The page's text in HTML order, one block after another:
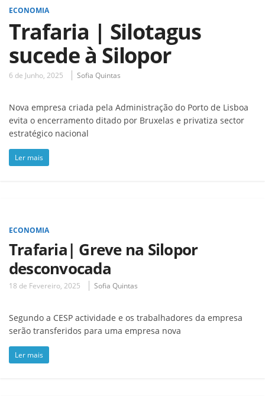
ECONOMIA
Trafaria | Silotagus
sucede à Silopor
6 de Junho, 2025 Sofia Quintas
Nova empresa criada pela Administração do Porto de Lisboa
evita o encerramento ditado por Bruxelas e privatiza sector
estratégico nacional
Ler mais
ECONOMIA
Trafaria| Greve na Silopor
desconvocada
18 de Fevereiro, 2025 Sofia Quintas
Segundo a CESP actividade e os trabalhadores da empresa
serão transferidos para uma empresa nova
Ler mais